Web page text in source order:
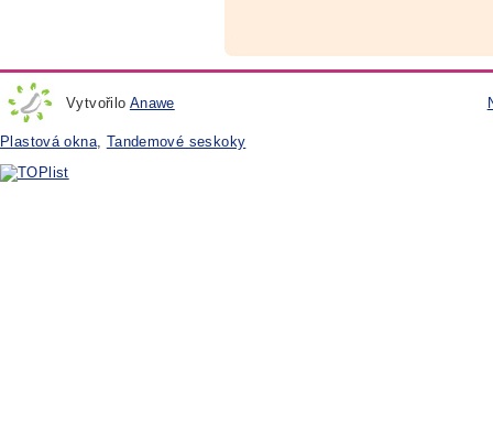
Vytvořilo Anawe
Plastová okna, Tandemové seskoky